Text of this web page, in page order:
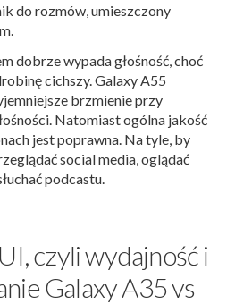
do rozmów, umieszczony
dobrze wypada głośność, choć
cichszy. Galaxy A55
brzmienie przy
Natomiast ogólna jakość
jest poprawna. Na tyle, by
social media, oglądać
podcastu.
czyli wydajność i
Galaxy A35 vs